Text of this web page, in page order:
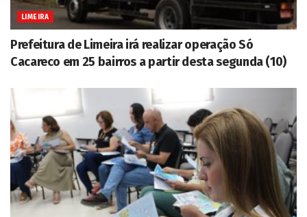
LIMEIRA
Prefeitura de Limeira irá realizar operação Só
Cacareco em 25 bairros a partir desta segunda (10)